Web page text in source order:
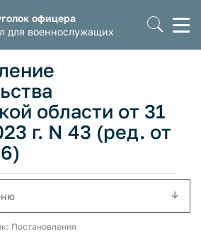
офицера
для военнослужащих
области от 31
г. N 43 (ред. от
Постановления